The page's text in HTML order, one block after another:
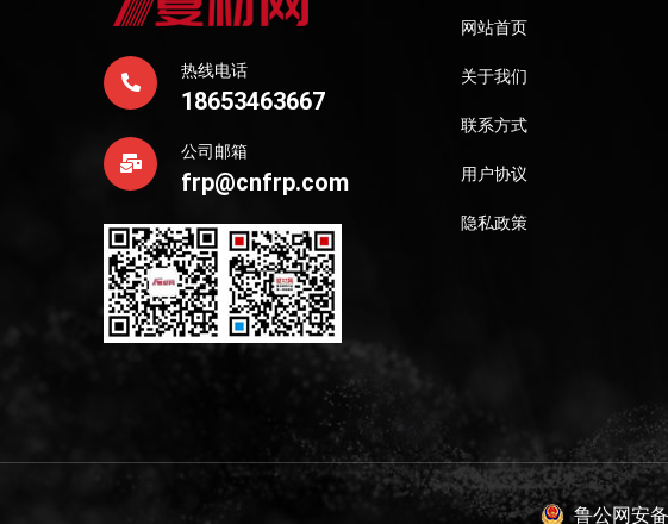
热线电话
18653463667
公司邮箱
frp@cnfrp.com
网站首页
关于我们
联系方式
用户协议
隐私政策
鲁公网安